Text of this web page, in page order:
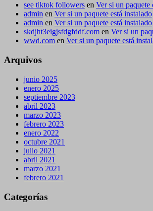
see tiktok followers en Ver si un paquete
admin en Ver si un paquete está instalado
admin en Ver si un paquete está instalado
skdjht3eigjsfdgfddf.com en Ver si un
wwd.com en Ver si un paquete está
Arquivos
junio 2025
enero 2025
septiembre 2023
abril 2023
marzo 2023
febrero 2023
enero 2022
octubre 2021
julio 2021
abril 2021
marzo 2021
febrero 2021
Categorías